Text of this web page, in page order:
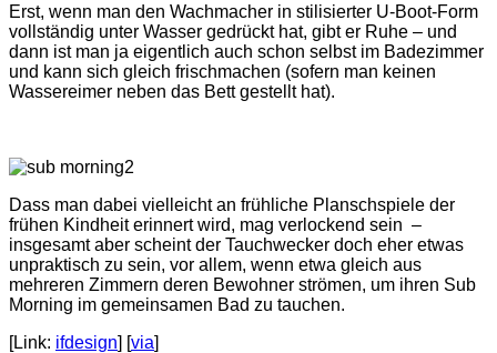
Erst, wenn man den Wachmacher in stilisierter U-Boot-Form
vollständig unter Wasser gedrückt hat, gibt er Ruhe – und
dann ist man ja eigentlich auch schon selbst im Badezimmer
und kann sich gleich frischmachen (sofern man keinen
Wassereimer neben das Bett gestellt hat).
Dass man dabei vielleicht an frühliche Planschspiele der
frühen Kindheit erinnert wird, mag verlockend sein –
insgesamt aber scheint der Tauchwecker doch eher etwas
unpraktisch zu sein, vor allem, wenn etwa gleich aus
mehreren Zimmern deren Bewohner strömen, um ihren Sub
Morning im gemeinsamen Bad zu tauchen.
[Link: ifdesign] [via]